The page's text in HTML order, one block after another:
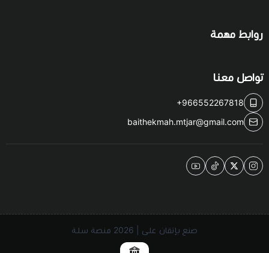
روابط مهمة
تواصل معنا
+966552267818
baithekmah.mtjar@gmail.com
صنع بإتقان على | 2026 منصة سلة